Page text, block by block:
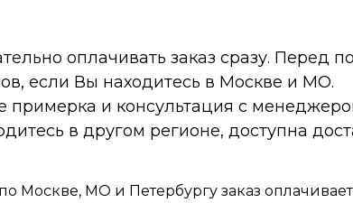
оплачивать заказ сразу. Перед
если Вы находитесь в Москве и МО.
примерка и консультация с
в другом регионе, доступна
Москве, МО и Петербургу заказ